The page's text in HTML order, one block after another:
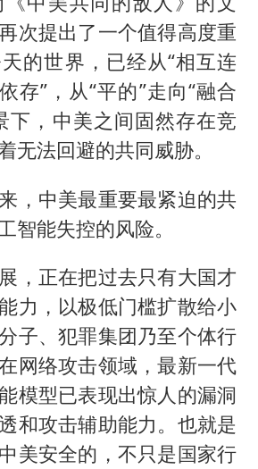
次提出了一个值得高度重
的世界，已经从“相互连
存”，从“平的”走向“融合
下，中美之间固然存在竞
无法回避的共同威胁。
，中美最重要最紧迫的共
智能失控的风险。
，正在把过去只有大国才
力，以极低门槛扩散给小
子、犯罪集团乃至个体行
网络攻击领域，最新一代
模型已表现出惊人的漏洞
和攻击辅助能力。也就是
美安全的，不只是国家行